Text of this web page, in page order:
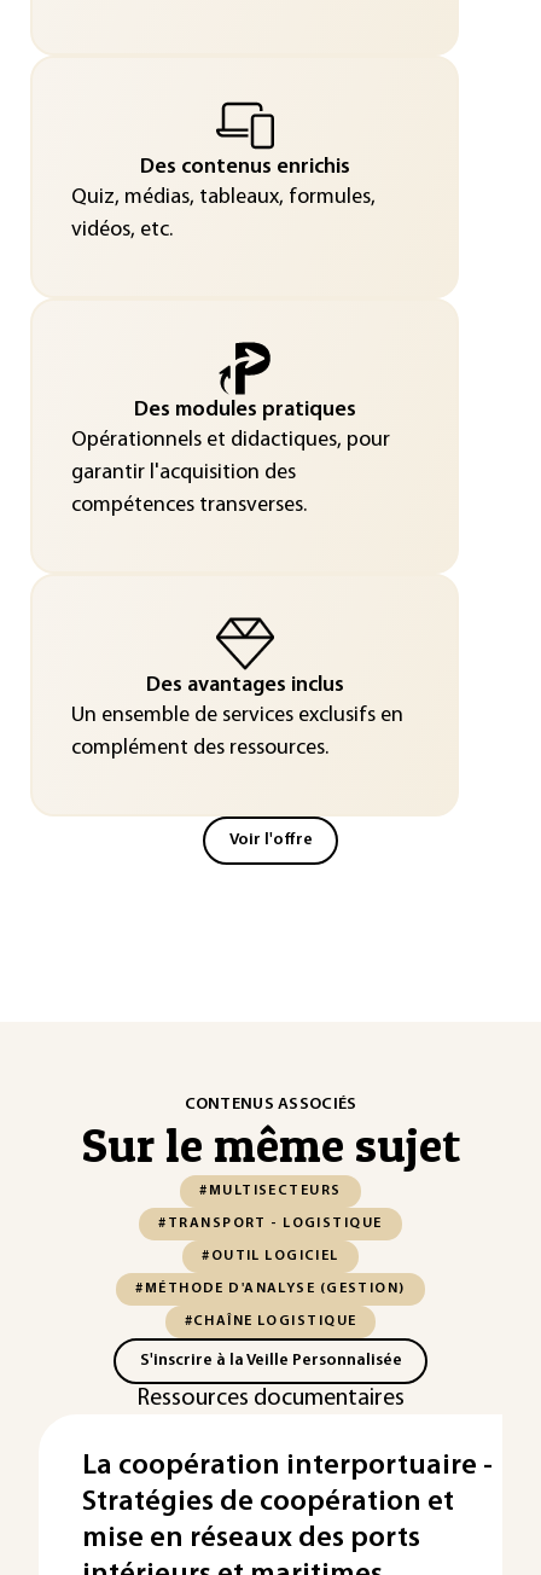
Des contenus enrichis
Quiz, médias, tableaux, formules,
vidéos, etc.
Des modules pratiques
Opérationnels et didactiques, pour
garantir l'acquisition des
compétences transverses.
Des avantages inclus
Un ensemble de services exclusifs en
complément des ressources.
Voir l'offre
CONTENUS ASSOCIÉS
Sur le même sujet
#MULTISECTEURS
#TRANSPORT - LOGISTIQUE
#OUTIL LOGICIEL
#MÉTHODE D'ANALYSE (GESTION)
#CHAÎNE LOGISTIQUE
S'inscrire à la Veille Personnalisée
Ressources documentaires
La coopération interportuaire -
Stratégies de coopération et
mise en réseaux des ports